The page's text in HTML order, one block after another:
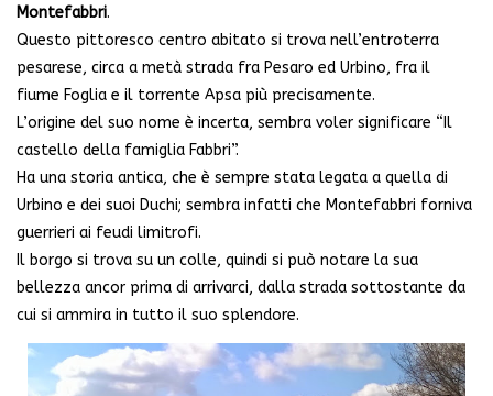
Montefabbri.
Questo pittoresco centro abitato si trova nell’entroterra
pesarese, circa a metà strada fra Pesaro ed Urbino, fra il
fiume Foglia e il torrente Apsa più precisamente.
L’origine del suo nome è incerta, sembra voler significare “Il
castello della famiglia Fabbri”.
Ha una storia antica, che è sempre stata legata a quella di
Urbino e dei suoi Duchi; sembra infatti che Montefabbri forniva
guerrieri ai feudi limitrofi.
Il borgo si trova su un colle, quindi si può notare la sua
bellezza ancor prima di arrivarci, dalla strada sottostante da
cui si ammira in tutto il suo splendore.